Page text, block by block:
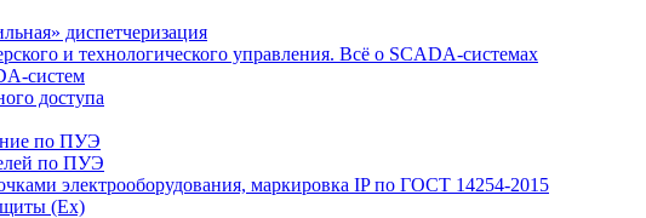
диспетчеризация
и технологического управления. Всё о SCADA-системах
систем
доступа
по ПУЭ
по ПУЭ
электрооборудования, маркировка IP по ГОСТ 14254-2015
(Ex)